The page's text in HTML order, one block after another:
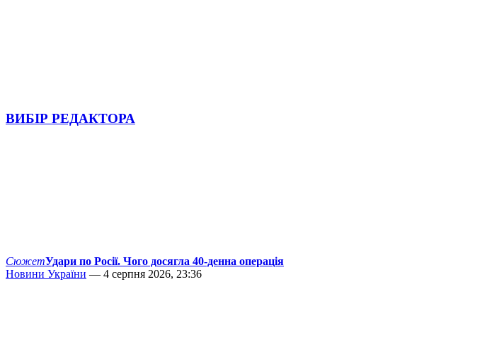
ВИБІР РЕДАКТОРА
СюжетУдари по Росії. Чого досягла 40-денна операція
Новини України — 4 серпня 2026, 23:36